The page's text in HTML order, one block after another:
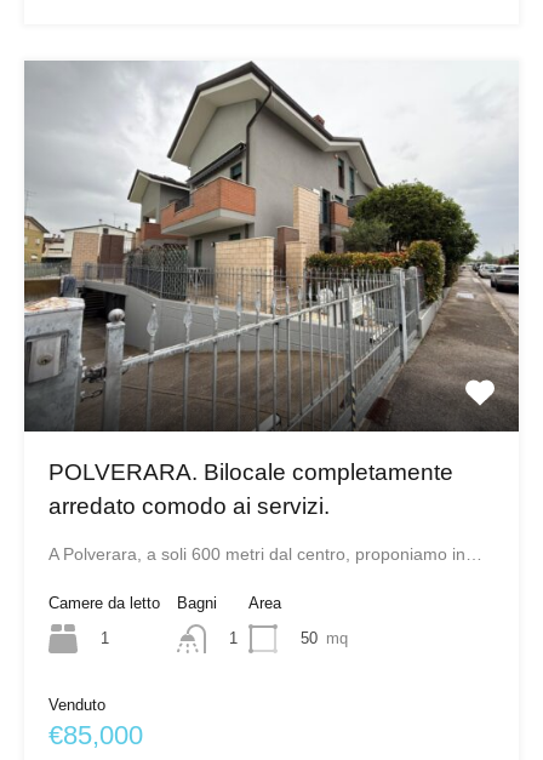
POLVERARA. Bilocale completamente
arredato comodo ai servizi.
A Polverara, a soli 600 metri dal centro, proponiamo in…
Camere da letto
1
Bagni
1
Area
50 mq
Venduto
€85,000